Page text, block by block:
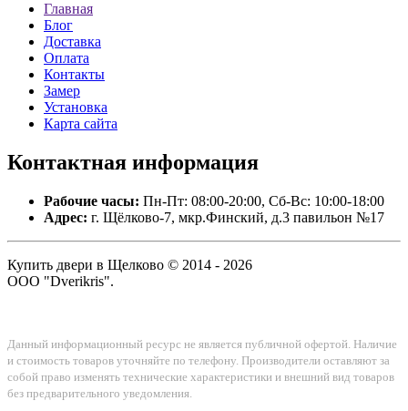
Главная
Блог
Доставка
Оплата
Контакты
Замер
Установка
Карта сайта
Контактная информация
Рабочие часы: Пн-Пт: 08:00-20:00, Сб-Вс: 10:00-18:00
Адрес: г. Щёлково-7, мкр.Финский, д.3 павильон №17
Купить двери в Щелково © 2014 - 2026
ООО "Dverikris".
Данный информационный ресурс не является публичной офертой. Наличие
и стоимость товаров уточняйте по телефону. Производители оставляют за
собой право изменять технические характеристики и внешний вид товаров
без предварительного уведомления.